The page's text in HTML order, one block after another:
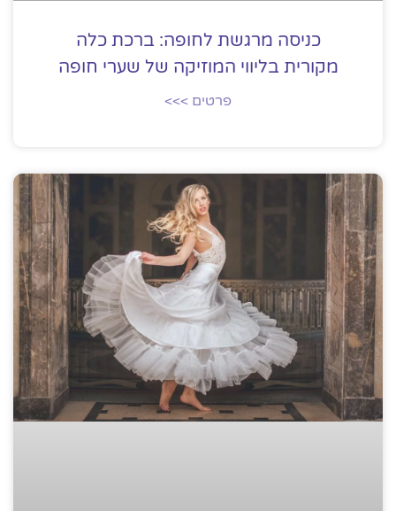
כניסה מרגשת לחופה: ברכת כלה
מקורית בליווי המוזיקה של שערי חופה
פרטים >>>